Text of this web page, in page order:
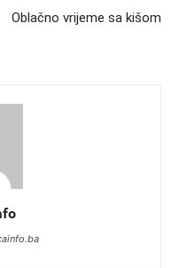
Oblačno vrijeme sa kišom